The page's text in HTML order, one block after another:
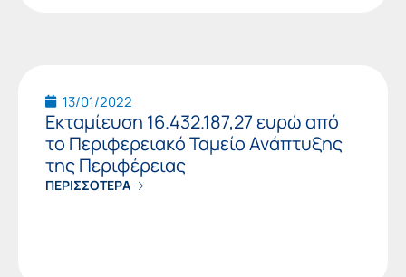
13/01/2022
Εκταμίευση 16.432.187,27 ευρώ από
το Περιφερειακό Ταμείο Ανάπτυξης
της Περιφέρειας
ΠΕΡΙΣΣΟΤΕΡΑ